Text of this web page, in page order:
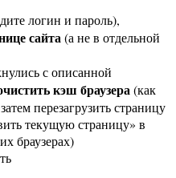
логин и пароль),
сайта(а не в отдельной
с описанной
кэш браузера(как
перезагрузить страницу
текущую страницу» в
браузерах)